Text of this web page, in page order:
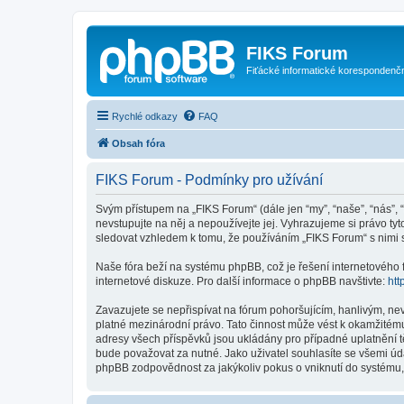
FIKS Forum
Fiťácké informatické
Rychlé odkazy FAQ
Obsah fóra
FIKS Forum - Podmínky pro užívání
Svým přístupem na „FIKS Forum“ (dále jen “my”, “naše”,
nevstupujte na něj a nepoužívejte jej. Vyhrazujeme si právo
sledovat vzhledem k tomu, že používáním „FIKS Forum“ s nimi
Naše fóra beží na systému phpBB, což je řešení internetového
internetové diskuze. Pro další informace o phpBB navštivte:
Zavazujete se nepřispívat na fórum pohoršujícím, hanlivým,
platné mezinárodní právo. Tato činnost může vést k
adresy všech příspěvků jsou ukládány pro případné uplatnění
bude považovat za nutné. Jako uživatel souhlasíte se všemi
phpBB zodpovědnost za jakýkoliv pokus o vniknutí do